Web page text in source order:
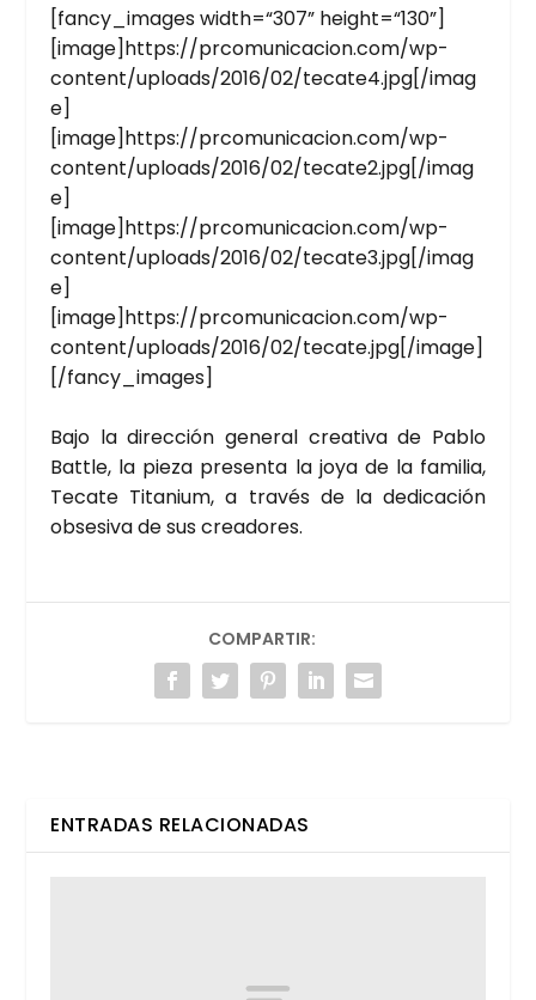
[fancy_images width=“307” height=“130”]
[image]https://prcomunicacion.com/wp-
content/uploads/2016/02/tecate4.jpg[/imag
e]
[image]https://prcomunicacion.com/wp-
content/uploads/2016/02/tecate2.jpg[/imag
e]
[image]https://prcomunicacion.com/wp-
content/uploads/2016/02/tecate3.jpg[/imag
e]
[image]https://prcomunicacion.com/wp-
content/uploads/2016/02/tecate.jpg[/image]
[/fancy_images]
Bajo la direc­ción gene­ral crea­ti­va de Pablo
Battle, la pie­za pre­sen­ta la joya de la fami­lia,
Teca­te Tita­nium, a tra­vés de la dedi­ca­ción
obse­si­va de sus crea­do­res.
COMPARTIR:
ENTRADAS RELACIONADAS